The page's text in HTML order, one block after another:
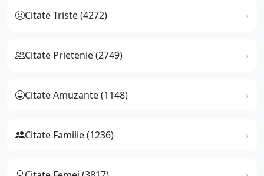
Citate Triste (4272)
Citate Prietenie (2749)
Citate Amuzante (1148)
Citate Familie (1236)